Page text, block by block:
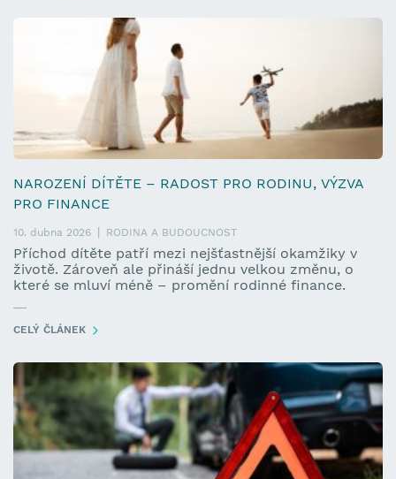
NAROZENÍ DÍTĚTE – RADOST PRO RODINU, VÝZVA
PRO FINANCE
10. dubna 2026 RODINA A BUDOUCNOST
Příchod dítěte patří mezi nejšťastnější okamžiky v
životě. Zároveň ale přináší jednu velkou změnu, o
které se mluví méně – promění rodinné finance.
CELÝ ČLÁNEK